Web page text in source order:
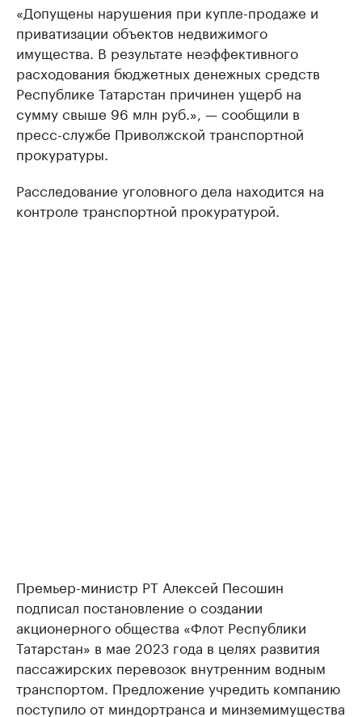
«Допущены нарушения при купле-продаже и
приватизации объектов недвижимого
имущества. В результате неэффективного
расходования бюджетных денежных средств
Республике Татарстан причинен ущерб на
сумму свыше 96 млн руб.», — сообщили в
пресс-службе Приволжской транспортной
прокуратуры.
Расследование уголовного дела находится на
контроле транспортной прокуратурой.
Премьер-министр РТ Алексей Песошин
подписал постановление о создании
акционерного общества «Флот Республики
Татарстан» в мае 2023 года в целях развития
пассажирских перевозок внутренним водным
транспортом. Предложение учредить компанию
поступило от миндортранса и минземимущества